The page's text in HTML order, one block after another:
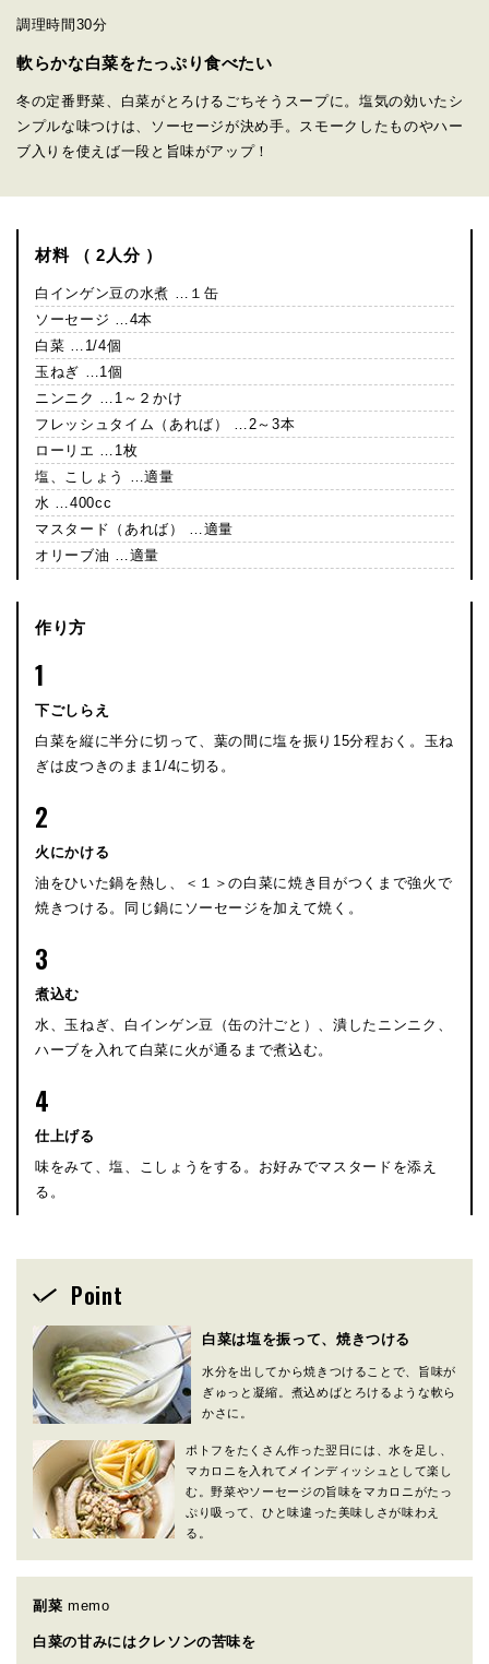
調理時間 30分
軟らかな白菜をたっぷり食べたい
冬の定番野菜、白菜がとろけるごちそうスープに。塩気の効いたシ
ンプルな味つけは、ソーセージが決め手。スモークしたものやハー
ブ入りを使えば一段と旨味がアップ！
材料 （ 2人分 ）
白インゲン豆の水煮 …１缶
ソーセージ …4本
白菜 …1/4個
玉ねぎ …1個
ニンニク …1～２かけ
フレッシュタイム（あれば） …2～3本
ローリエ …1枚
塩、こしょう …適量
水 …400cc
マスタード（あれば） …適量
オリーブ油 …適量
作り方
1
下ごしらえ
白菜を縦に半分に切って、葉の間に塩を振り15分程おく。玉ね
ぎは皮つきのまま1/4に切る。
2
火にかける
油をひいた鍋を熱し、＜１＞の白菜に焼き目がつくまで強火で
焼きつける。同じ鍋にソーセージを加えて焼く。
3
煮込む
水、玉ねぎ、白インゲン豆（缶の汁ごと）、潰したニンニク、
ハーブを入れて白菜に火が通るまで煮込む。
4
仕上げる
味をみて、塩、こしょうをする。お好みでマスタードを添え
る。
Point
白菜は塩を振って、焼きつける
水分を出してから焼きつけることで、旨味が
ぎゅっと凝縮。煮込めばとろけるような軟ら
かさに。
ポトフをたくさん作った翌日には、水を足し、
マカロニを入れてメインディッシュとして楽し
む。野菜やソーセージの旨味をマカロニがたっ
ぷり吸って、ひと味違った美味しさが味わえ
る。
副菜 memo
白菜の甘みにはクレソンの苦味を